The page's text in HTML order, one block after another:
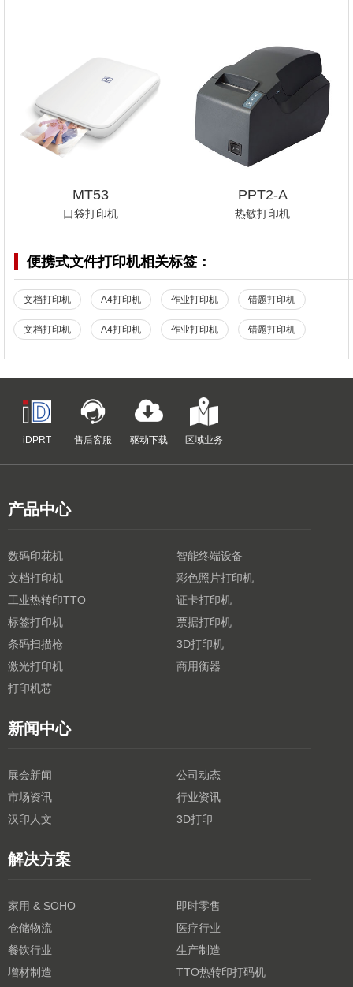
MT53
口袋打印机
PPT2-A
热敏打印机
便携式文件打印机相关标签：
文档打印机 A4打印机 作业打印机 错题打印机
文档打印机 A4打印机 作业打印机 错题打印机
iDPRT 售后客服 驱动下载 区域业务
产品中心
数码印花机
智能终端设备
文档打印机
彩色照片打印机
工业热转印TTO
证卡打印机
标签打印机
票据打印机
条码扫描枪
3D打印机
激光打印机
商用衡器
打印机芯
新闻中心
展会新闻
公司动态
市场资讯
行业资讯
汉印人文
3D打印
解决方案
家用 & SOHO
即时零售
仓储物流
医疗行业
餐饮行业
生产制造
增材制造
TTO热转印打码机